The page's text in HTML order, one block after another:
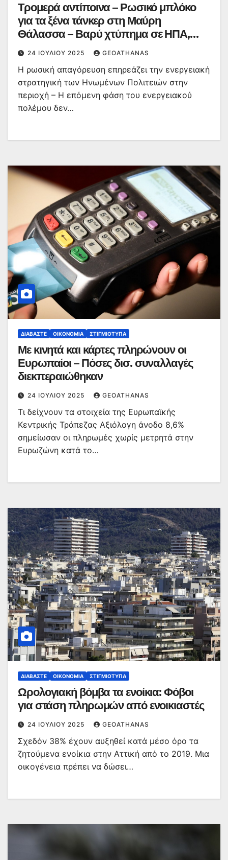
Τρομερά αντίποινα – Ρωσικό μπλόκο
για τα ξένα τάνκερ στη Μαύρη
Θάλασσα – Βαρύ χτύπημα σε ΗΠΑ,
Ευρώπη – Eνεργειακό κραχ
24 ΙΟΥΛΊΟΥ 2025 GEOATHANAS
Η ρωσική απαγόρευση επηρεάζει την ενεργειακή
στρατηγική των Ηνωμένων Πολιτειών στην
περιοχή – Η επόμενη φάση του ενεργειακού
πολέμου δεν…
ΔΙΑΒΆΣΤΕ ΟΙΚΟΝΟΜΊΑ ΣΤΙΓΜΙΌΤΥΠΑ
Με κινητά και κάρτες πληρώνουν οι
Ευρωπαίοι – Πόσες δισ. συναλλαγές
διεκπεραιώθηκαν
24 ΙΟΥΛΊΟΥ 2025 GEOATHANAS
Τι δείχνουν τα στοιχεία της Ευρωπαϊκής
Κεντρικής Τράπεζας Αξιόλογη άνοδο 8,6%
σημείωσαν οι πληρωμές χωρίς μετρητά στην
Ευρωζώνη κατά το…
ΔΙΑΒΆΣΤΕ ΟΙΚΟΝΟΜΊΑ ΣΤΙΓΜΙΌΤΥΠΑ
Ωρολογιακή βόμβα τα ενοίκια: Φόβοι
για στάση πληρωμών από ενοικιαστές
24 ΙΟΥΛΊΟΥ 2025 GEOATHANAS
Σχεδόν 38% έχουν αυξηθεί κατά μέσο όρο τα
ζητούμενα ενοίκια στην Αττική από το 2019. Μια
οικογένεια πρέπει να δώσει…